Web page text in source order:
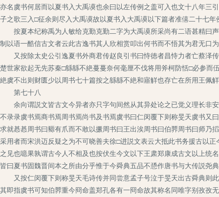
亦名虞书何居而以夏书入大禹谟也余曰以左传例之盖可入也文十八年三
子之歌三入□征余则尽入大禹谟故以夏书入大禹谟以下篇者准僖二十七
按夏本纪称禹为人敏给克勤克勤二字为大禹谟所采尚有二语甚精曰
制以语一酷信古文者云此古逸书其人欣相赏叩出何书而不悟其为君无口
又按除太史公引逸夏书外商君传赵良引书曰恃徳者昌恃力者亡蔡泽
楚世家欲起无先苏秦□緜緜不絶蔓蔓奈何毫厘不伐将用斧柯防恬□必参
絶虞不出则财匮少以周书七十篇按之緜緜不絶和寤觧也存亡在所用王佩
第七十八
余向谓説文皆古文今异者亦只字句间然从其异处论之已觉义理长非
不录录虞书焉商书焉周书焉尚书及书焉虞书曰仁闵覆下则称旻天虞书又
求就惎惎周书曰豲有爪而不敢以撅周书曰王出涘周书曰伯臩周书曰师乃
采用者而宋洪迈反疑之为不可晓善夫徐□进説文表云大抵此书务援古以
之见也噫果孰谓古今人不相及也按伏生今文以下王肃郑康成古文以上
皆曰夏书固魏晋间本之所由分乎惟于今舜典五品不愻作唐书与大传説
又按仁闵覆下则称旻天毛诗传并同尝意孟子号泣于旻天出古舜典则
其即指虞书可知伯臩重今冏命盖郑孔各有一冏命故其称名同唯字别孜孜